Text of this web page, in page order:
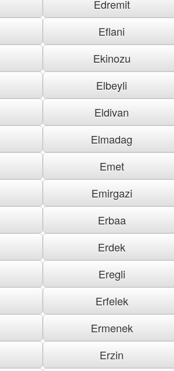
Edremit
Eflani
Ekinozu
Elbeyli
Eldivan
Elmadag
Emet
Emirgazi
Erbaa
Erdek
Eregli
Erfelek
Ermenek
Erzin